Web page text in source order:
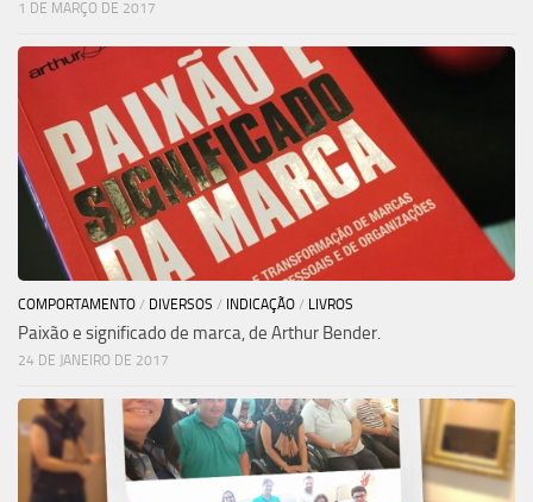
1 DE MARÇO DE 2017
COMPORTAMENTO / DIVERSOS / INDICAÇÃO / LIVROS
Paixão e significado de marca, de Arthur Bender.
24 DE JANEIRO DE 2017